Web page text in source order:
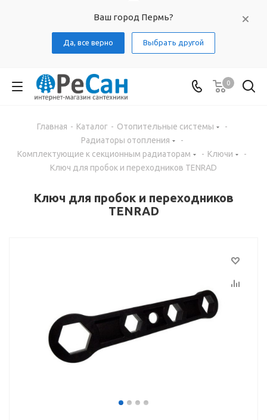
Ваш город Пермь?
Да, все верно Выбрать другой
0
Главная - Каталог - Отопительные системы
-
Радиаторы отопления
-
Комплектующие к секционным радиаторам
- Ключи
-
Ключ для пробок и переходников TENRAD
Ключ для пробок и переходников
TENRAD